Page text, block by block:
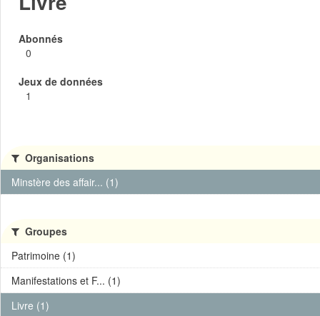
Abonnés
0
Jeux de données
1
Organisations
Minstère des affair... (1)
Groupes
Patrimoine (1)
Manifestations et F... (1)
Livre (1)